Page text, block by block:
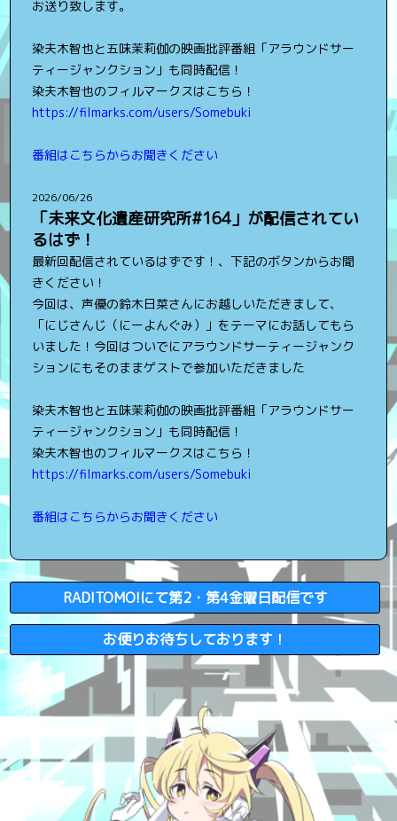
お送り致します。
染夫木智也と五味茉莉伽の映画批評番組「アラウンドサー
ティージャンクション」も同時配信！
染夫木智也のフィルマークスはこちら！
https://filmarks.com/users/Somebuki
番組はこちらからお聞きください
2026/06/26
「未来文化遺産研究所#164」が配信されてい
るはず！
最新回配信されているはずです！、下記のボタンからお聞
きください！
今回は、声優の鈴木日菜さんにお越しいただきまして、
「にじさんじ（にーよんぐみ）」をテーマにお話してもら
いました！今回はついでにアラウンドサーティージャンク
ションにもそのままゲストで参加いただきました
染夫木智也と五味茉莉伽の映画批評番組「アラウンドサー
ティージャンクション」も同時配信！
染夫木智也のフィルマークスはこちら！
https://filmarks.com/users/Somebuki
番組はこちらからお聞きください
RADITOMO!にて第2・第4金曜日配信です
お便りお待ちしております！